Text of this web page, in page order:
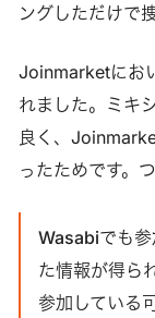
ングしただけで
Joinmarketにお
れました。ミキ
良く、
ったためです。
Wasabiでも参
た情報が得ら
参加している